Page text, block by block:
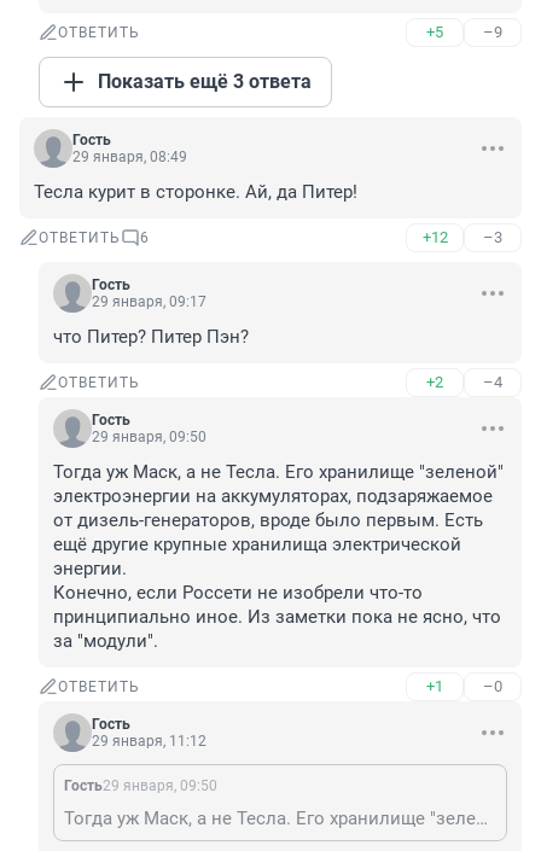
ОТВЕТИТЬ +5 –9
Показать ещё 3 ответа
Гость
29 января, 08:49
Тесла курит в сторонке. Ай, да Питер!
ОТВЕТИТЬ 6 +12 –3
Гость
29 января, 09:17
что Питер? Питер Пэн?
ОТВЕТИТЬ +2 –4
Гость
29 января, 09:50
Тогда уж Маск, а не Тесла. Его хранилище "зеленой"
электроэнергии на аккумуляторах, подзаряжаемое
от дизель-генераторов, вроде было первым. Есть
ещё другие крупные хранилища электрической
энергии.
Конечно, если Россети не изобрели что-то
принципиально иное. Из заметки пока не ясно, что
за "модули".
ОТВЕТИТЬ +1 –0
Гость
29 января, 11:12
Гость29 января, 09:50
Тогда уж Маск, а не Тесла. Его хранилище "зеленой" электроэнергии на аккумуляторах, подзаряжаемое от дизель-генераторов, вроде было первым. Есть ещё другие крупные хранилища электрической энергии. Конечно, если Россети не изобрели что-то принципиально иное. Из заметки пока не ясно, что за "модули".